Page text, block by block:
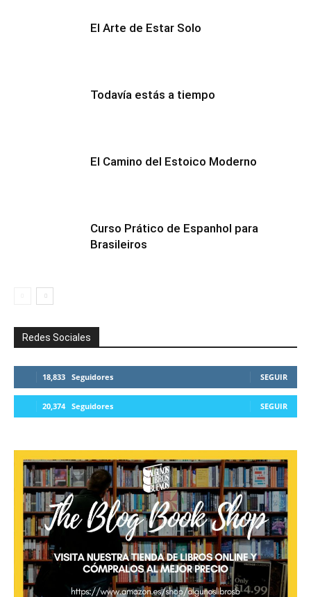
El Arte de Estar Solo
Todavía estás a tiempo
El Camino del Estoico Moderno
Curso Prático de Espanhol para
Brasileiros
Redes Sociales
18,833 Seguidores SEGUIR
20,374 Seguidores SEGUIR